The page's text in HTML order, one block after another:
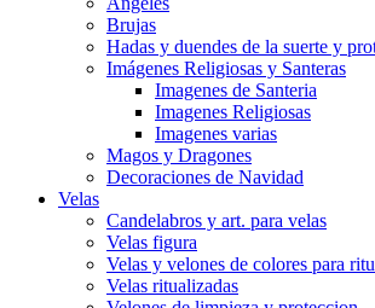
Brujas
Hadas y duendes de la suerte y
Imágenes Religiosas y Santeras
Imagenes de Santeria
Imagenes Religiosas
Imagenes varias
Magos y Dragones
Decoraciones de Navidad
Velas
Candelabros y art. para velas
Velas figura
Velas y velones de colores para
Velas ritualizadas